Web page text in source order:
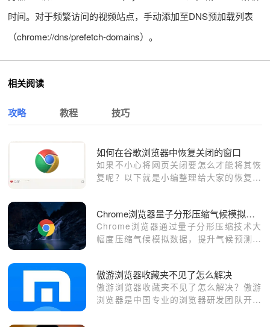
时间。对于频繁访问的视频站点，手动添加至DNS预加载列表
（chrome://dns/prefetch-domains）。
相关阅读
攻略 教程 技巧
如何在谷歌浏览器中恢复关闭的窗口
如果不小心将网页关闭要怎么才能将其恢
复呢？以下就是小编整理给大家的恢复窍
Chrome浏览器量子分形压缩气候模拟数据
Chrome浏览器通过量子分形压缩技术大
幅度压缩气候模拟数据，提升气候预测的
测结果。
傲游浏览器收藏夹不见了怎么解决
傲游浏览器收藏夹不见了怎么解决？傲游
浏览器是中国专业的浏览器研发团队开发